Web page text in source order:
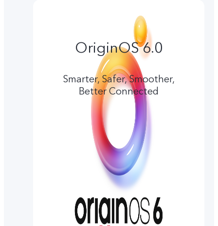
OriginOS 6.0
Smarter, Safer, Smoother,
Better Connected